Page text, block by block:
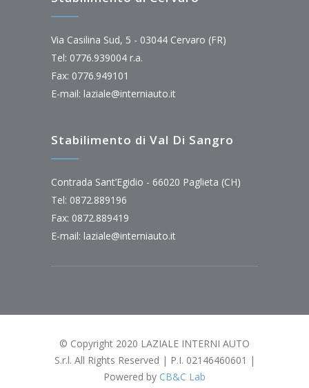
Via Casilina Sud, 5 - 03044 Cervaro (FR)
Tel: 0776.939004 r.a.
Fax: 0776.949101
E-mail: laziale@interniauto.it
Stabilimento di Val Di Sangro
Contrada Sant’Egidio - 66020 Paglieta (CH)
Tel: 0872.889196
Fax: 0872.889419
E-mail: laziale@interniauto.it
© Copyright 2020 LAZIALE INTERNI AUTO
S.r.l. All Rights Reserved | P.I. 02146460601 |
Powered by CB&C Lab